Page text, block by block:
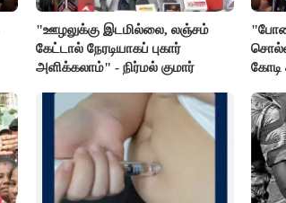
"ஊழலுக்கு இடமில்லை, லஞ்சம்
கேட்டால் நேரடியாகப் புகார்
அளிக்கலாம்" - நிர்மல் குமார்
கோடி